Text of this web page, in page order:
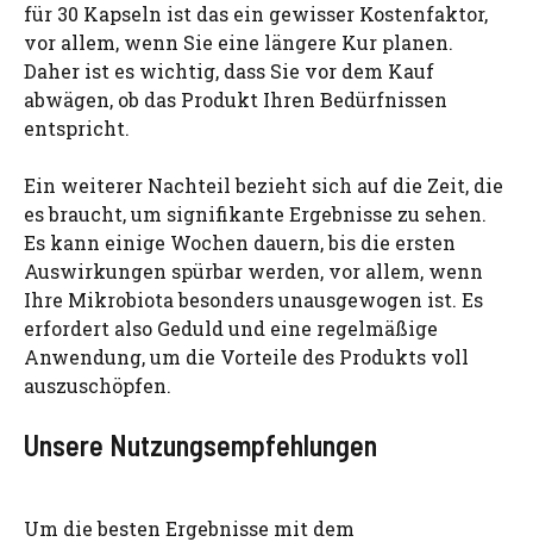
für 30 Kapseln ist das ein gewisser Kostenfaktor,
vor allem, wenn Sie eine längere Kur planen.
Daher ist es wichtig, dass Sie vor dem Kauf
abwägen, ob das Produkt Ihren Bedürfnissen
entspricht.
Ein weiterer Nachteil bezieht sich auf die Zeit, die
es braucht, um signifikante Ergebnisse zu sehen.
Es kann einige Wochen dauern, bis die ersten
Auswirkungen spürbar werden, vor allem, wenn
Ihre Mikrobiota besonders unausgewogen ist. Es
erfordert also Geduld und eine regelmäßige
Anwendung, um die Vorteile des Produkts voll
auszuschöpfen.
Unsere Nutzungsempfehlungen
Um die besten Ergebnisse mit dem